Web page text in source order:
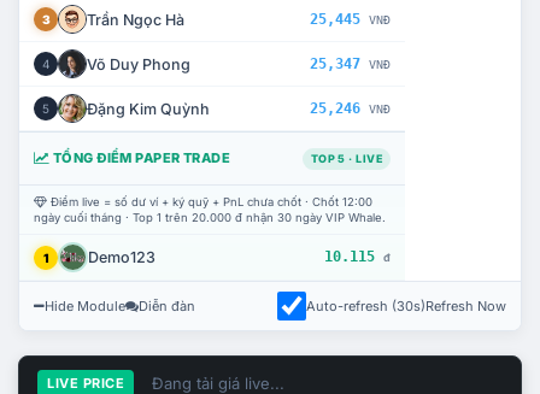
3 Trần Ngọc Hà 25,445 VNĐ
4 Võ Duy Phong 25,347 VNĐ
5 Đặng Kim Quỳnh 25,246 VNĐ
TỔNG ĐIỂM PAPER TRADE TOP 5 · LIVE
Điểm live = số dư ví + ký quỹ + PnL chưa chốt · Chốt 12:00
ngày cuối tháng · Top 1 trên 20.000 đ nhận 30 ngày VIP Whale.
1 Demo123 10.115 đ
Hide Module Diễn đàn Auto-refresh (30s)Refresh Now
LIVE PRICE Đang tải giá live...